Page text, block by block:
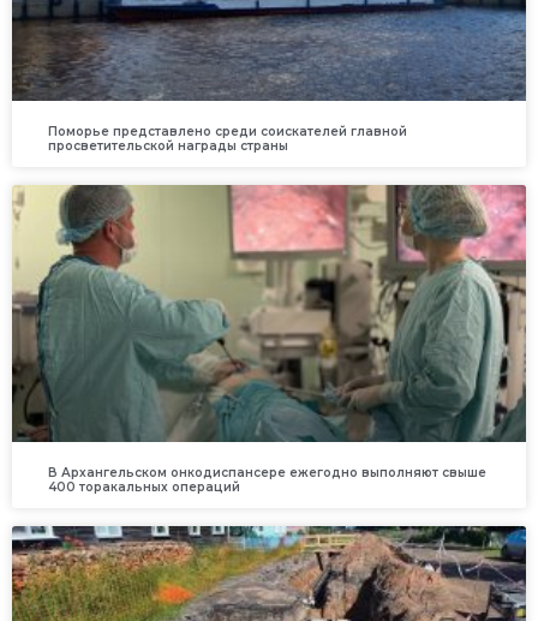
Поморье представлено среди соискателей главной
просветительской награды страны
В Архангельском онкодиспансере ежегодно выполняют свыше
400 торакальных операций